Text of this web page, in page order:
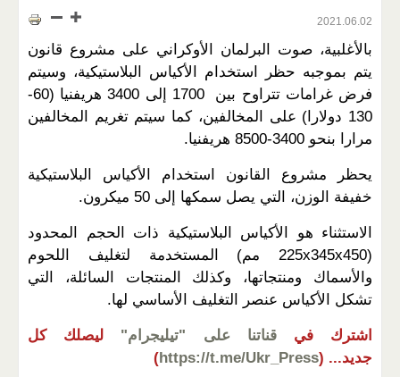
2021.06.02
بالأغلبية، صوت البرلمان الأوكراني على مشروع قانون
يتم بموجبه حظر استخدام الأكياس البلاستيكية، وسيتم
فرض غرامات تتراوح بين 1700 إلى 3400 هريفنيا (60-
130 دولارا) على المخالفين، كما سيتم تغريم المخالفين
مرارا بنحو 3400-8500 هريفنيا.
يحظر مشروع القانون استخدام الأكياس البلاستيكية
خفيفة الوزن، التي يصل سمكها إلى 50 ميكرون.
الاستثناء هو الأكياس البلاستيكية ذات الحجم المحدود
(225x345x450 مم) المستخدمة لتغليف اللحوم
والأسماك ومنتجاتها، وكذلك المنتجات السائلة، التي
تشكل الأكياس عنصر التغليف الأساسي لها.
اشترك في قناتنا على "تيليجرام"
ليصلك كل
جديد... (
https://t.me/Ukr_Press
)